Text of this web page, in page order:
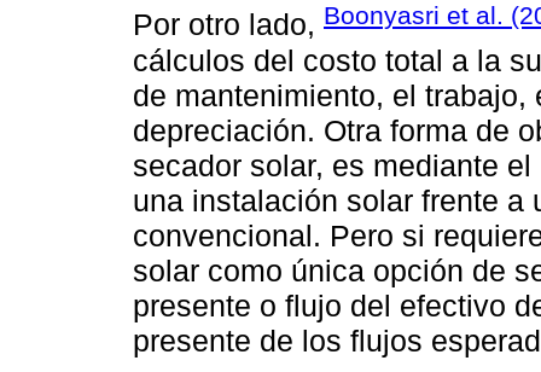
Por otro lado, Boonyasri et al.
cálculos del costo total a la
de mantenimiento, el
depreciación. Otra forma de
secador solar, es mediante
una instalación solar frente a
convencional. Pero si
solar como única opción de
presente o flujo del efectivo
presente de los flujos